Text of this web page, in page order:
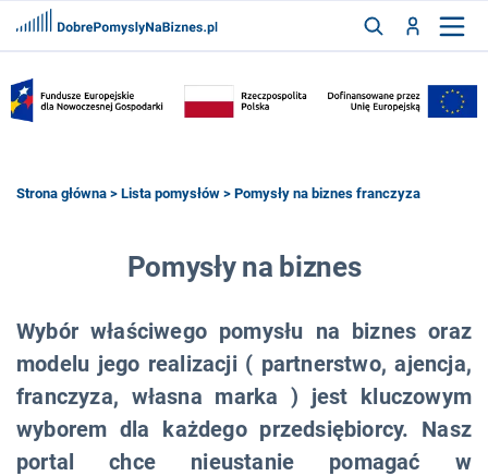
ZALOGUJ
ZAREJESTRUJ
FRANCZYZY
Strona główna > Lista pomysłów > Pomysły na biznes franczyza
Pomysły na biznes
Wybór właściwego pomysłu na biznes oraz
modelu jego realizacji ( partnerstwo, ajencja,
franczyza, własna marka ) jest kluczowym
wyborem dla każdego przedsiębiorcy. Nasz
portal chce nieustanie pomagać w